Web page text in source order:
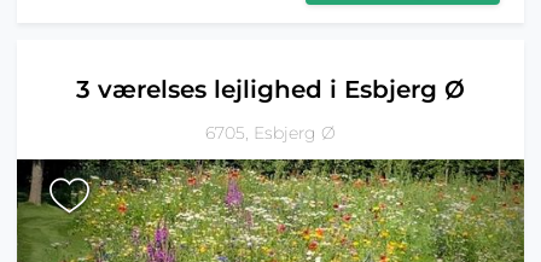
3 værelses lejlighed i Esbjerg Ø
6705, Esbjerg Ø